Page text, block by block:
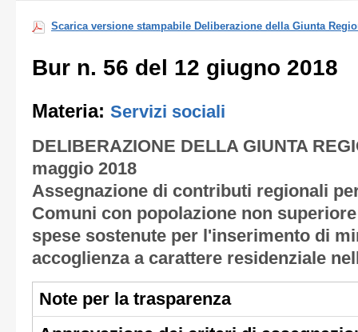
Scarica versione stampabile Deliberazione della Giunta
Bur n. 56 del 12 giugno 2018
Materia: Servizi sociali
DELIBERAZIONE DELLA GIUNTA
maggio 2018
Assegnazione di contributi regionali
Comuni con popolazione non
spese sostenute per l'inserimento di
accoglienza a carattere residenziale
Note per la trasparenza